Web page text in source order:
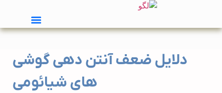
دلایل ضعف آنتن دهی گوشی
های شیائومی